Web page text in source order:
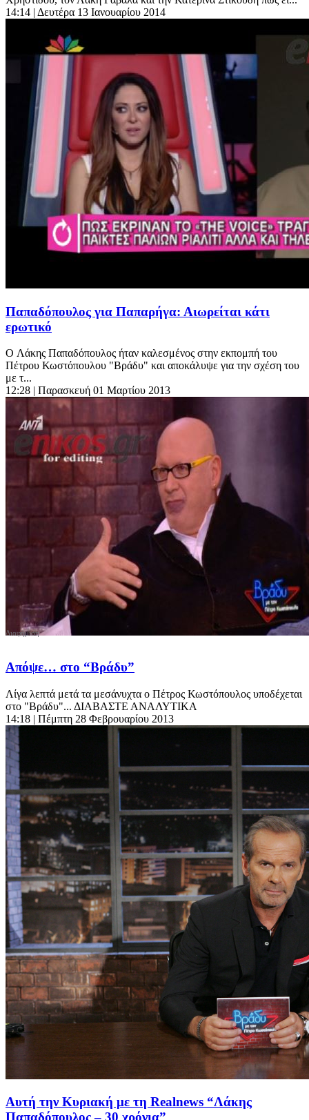
14:14 | Δευτέρα 13 Ιανουαρίου 2014
Παπαδόπουλος για Παπαρήγα: Αιωρείται κάτι
ερωτικό
O Λάκης Παπαδόπουλος ήταν καλεσμένος στην εκπομπή του
Πέτρου Κωστόπουλου "Βράδυ" και αποκάλυψε για την σχέση του
με τ...
12:28 | Παρασκευή 01 Μαρτίου 2013
Απόψε… στο “Βράδυ”
Λίγα λεπτά μετά τα μεσάνυχτα ο Πέτρος Κωστόπουλος υποδέχεται
στο "Βράδυ"... ΔΙΑΒΑΣΤΕ ΑΝΑΛΥΤΙΚΑ
14:18 | Πέμπτη 28 Φεβρουαρίου 2013
Αυτή την Κυριακή με τη Realnews “Λάκης